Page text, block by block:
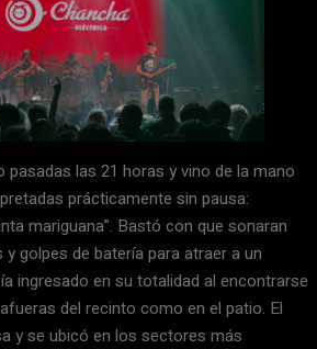
las 21 horas y vino de la mano
prácticamente sin pausa:
mariguana”. Bastó con que sonaran
golpes de batería para atraer a un
ingresado en su totalidad al encontrarse
del recinto como en el patio. El
y se ubicó en los sectores más